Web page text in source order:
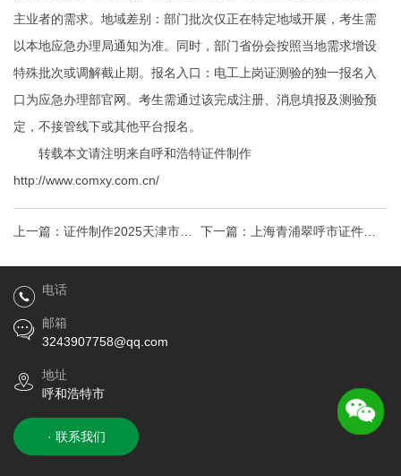
主业者的需求。地域差别：部门批次仅正在特定地域开展，考生需
以本地应急办理局通知为准。同时，部门省份会按照当地需求增设
特殊批次或调解截止期。报名入口：电工上岗证测验的独一报名入
口为应急办理部官网。考生需通过该完成注册、消息填报及测验预
定，不接管线下或其他平台报名。
转载本文请注明来自呼和浩特证件制作
http://www.comxy.com.cn/
上一篇： 证件制作2025天津市二
级建造师资格考试报名通知
下一篇： 上海青浦翠呼市证件制
作湖水岸处发布-翠湖水岸详情-翠
电话
邮箱
3243907758@qq.com
地址
呼和浩特市
· 联系我们